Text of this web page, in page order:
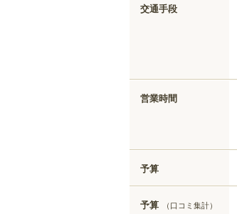
交通手段
営業時間
予算
予算 （口コミ集計）